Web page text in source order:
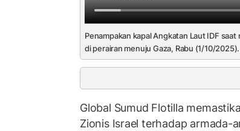
Penampakan kapal Angkatan Laut IDF
di perairan menuju Gaza, Rabu (1/10/2025).
Global Sumud Flotilla
Zionis Israel terhadap armada-